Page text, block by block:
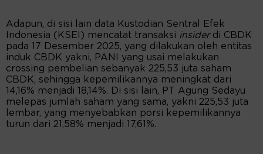
Adapun, di sisi lain data Kustodian Sentral Efek
Indonesia (KSEI) mencatat transaksi insiderdi CBDK
pada 17 Desember 2025, yang dilakukan oleh entitas
induk CBDK yakni, PANI yang usai melakukan
crossing pembelian sebanyak 225,53 juta saham
CBDK, sehingga kepemilikannya meningkat dari
14,16% menjadi 18,14%. Di sisi lain, PT Agung Sedayu
melepas jumlah saham yang sama, yakni 225,53 juta
lembar, yang menyebabkan porsi kepemilikannya
turun dari 21,58% menjadi 17,61%.